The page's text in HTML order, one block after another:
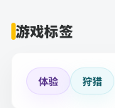
游戏标签
体验 狩猎